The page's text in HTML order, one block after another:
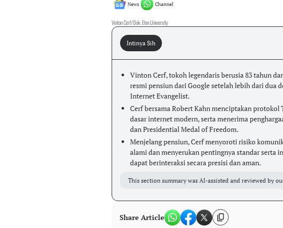
News Channel
Vinton Cerf/Dok. Elon University
Intinya Sih
Vinton Cerf, tokoh legendaris berusia 83 tahun
resmi pensiun dari Google setelah lebih dari dua
Internet Evangelist.
Cerf bersama Robert Kahn menciptakan protokol
dasar internet modern, serta menerima
dan Presidential Medal of Freedom.
Menjelang pensiun, Cerf menyoroti risiko
alami dan menyerukan pentingnya standar serta
dapat berinteraksi secara presisi dan aman.
This section summary was AI-assisted and reviewed by
Share Article